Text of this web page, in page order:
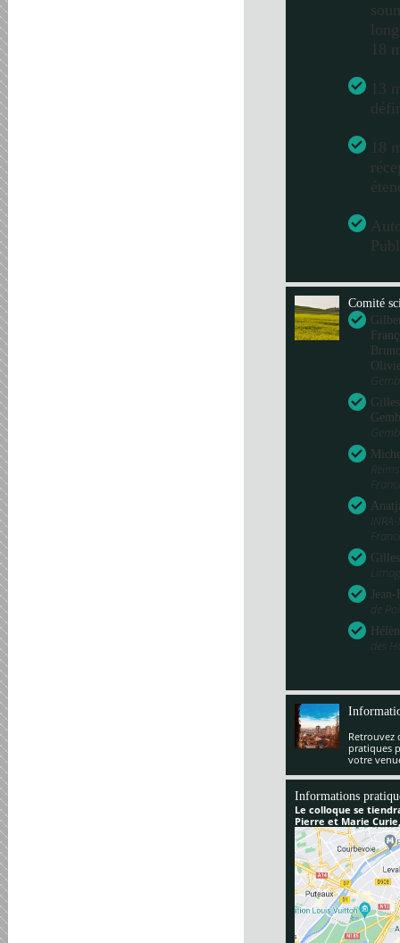
18
13
18
Comité
de
des
Retrouvez
pratiques
votre
Informations
Le colloque se
Pierre et Marie